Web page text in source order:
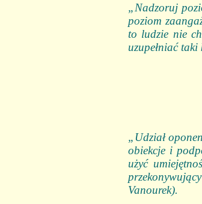
„Nadzoruj
poziom
to ludzie nie
uzupełniać
„Udział
obiekcje i
użyć
Vanourek).